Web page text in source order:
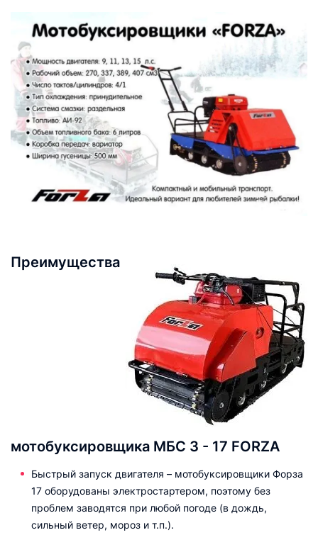
Преимущества
мотобуксировщика МБС 3 - 17 FORZA
Быстрый запуск двигателя – мотобуксировщики Форза
17 оборудованы электростартером, поэтому без
проблем заводятся при любой погоде (в дождь,
сильный ветер, мороз и т.п.).